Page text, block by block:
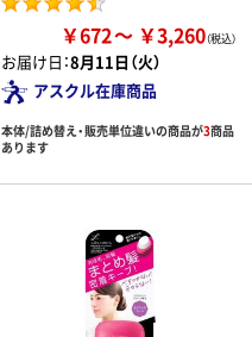
￥672 ￥3,260
お届け日：8月11日（火）
アスクル在庫商品
本体/詰め替え・販売単位違いの商品が3商品
あります